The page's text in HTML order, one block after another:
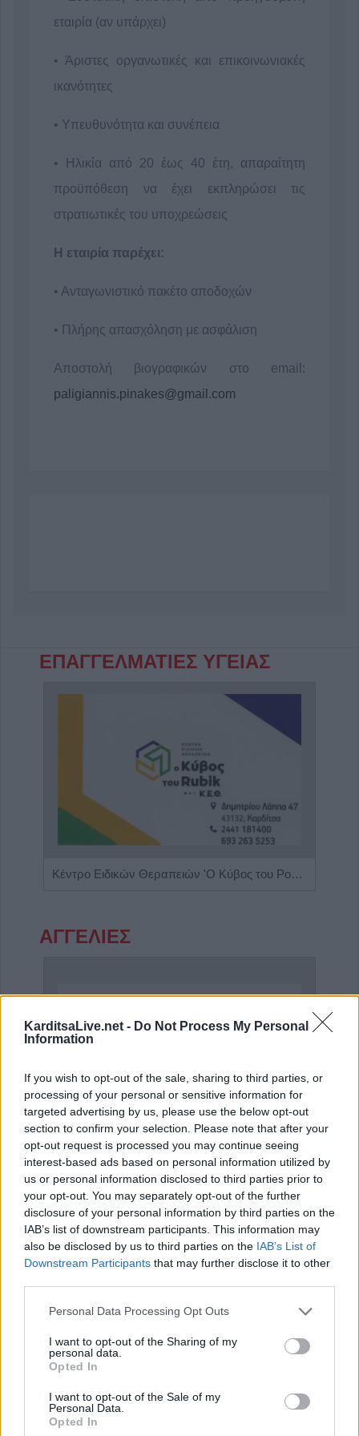
KarditsaLive.net - Do Not Process My Personal
Information
If you wish to opt-out of the sale, sharing to third parties, or
processing of your personal or sensitive information for
targeted advertising by us, please use the below opt-out
section to confirm your selection. Please note that after your
opt-out request is processed you may continue seeing
interest-based ads based on personal information utilized by
us or personal information disclosed to third parties prior to
your opt-out. You may separately opt-out of the further
disclosure of your personal information by third parties on the
IAB’s list of downstream participants. This information may
also be disclosed by us to third parties on the IAB’s List of
Downstream Participants that may further disclose it to other
Personal Data Processing Opt Outs
I want to opt-out of the Sharing of my
personal data.
Opted In
I want to opt-out of the Sale of my
Personal Data.
Opted In
εταιρία (αν υπάρχει)
• Άριστες οργανωτικές και επικοινωνιακές
ικανότητες
• Υπευθυνότητα και συνέπεια
• Ηλικία από 20 έως 40 έτη, απαραίτητη
προϋπόθεση να έχει εκπληρώσει τις
στρατιωτικές του υποχρεώσεις
Η εταιρία παρέχει:
• Ανταγωνιστικό πακέτο αποδοχών
• Πλήρης απασχόληση με ασφάλιση
Αποστολή βιογραφικών στο email:
paligiannis.pinakes@gmail.com
ΕΠΑΓΓΕΛΜΑΤΙΕΣ ΥΓΕΙΑΣ
Κέντρο Ειδικών Θεραπειών 'Ο Κύβος του Ρούμπικ'
ΑΓΓΕΛΙΕΣ
Η Αποκατάσταση Α.Ε. αναζητά για εργασία Νοσηλευτές και Βοηθούς Νοσηλευτές
ΤΕΛΕΥΤΑΙΑ ΝΕΑ
κ. Τιμόθεου το διήμερο 8 & 9 Αυγούστου
7 Αυγούστου 2026, 15:07